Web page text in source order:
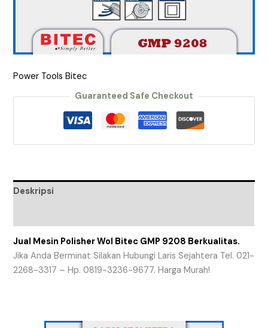
Power Tools Bitec
Guaranteed Safe Checkout
Deskripsi
Jual Mesin Polisher Wol Bitec GMP 9208 Berkualitas.
Jika Anda Berminat Silakan Hubungi Laris Sejahtera Tel. 021-
2268-3317 – Hp. 0819-3236-9677. Harga Murah!